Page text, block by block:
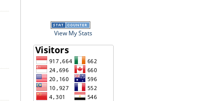
View My Stats